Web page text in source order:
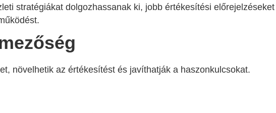
stratégiákat dolgozhassanak ki, jobb értékesítési előrejelzéseket
növelhetik az értékesítést és javíthatják a haszonkulcsokat.